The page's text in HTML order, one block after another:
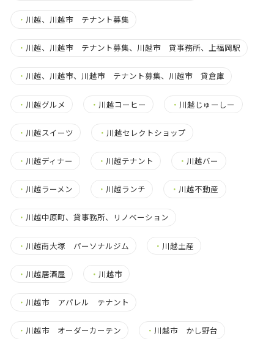
・ 川越、川越市 テナント募集
・ 川越、川越市 テナント募集、川越市 貸事務所、上福岡駅
・ 川越、川越市、川越市 テナント募集、川越市 貸倉庫
・ 川越グルメ ・ 川越コーヒー ・ 川越じゅーしー
・ 川越スイーツ ・ 川越セレクトショップ
・ 川越ディナー ・ 川越テナント ・ 川越バー
・ 川越ラーメン ・ 川越ランチ ・ 川越不動産
・ 川越中原町、貸事務所、リノベーション
・ 川越南大塚 パーソナルジム ・ 川越土産
・ 川越居酒屋 ・ 川越市
・ 川越市 アパレル テナント
・ 川越市 オーダーカーテン ・ 川越市 かし野台